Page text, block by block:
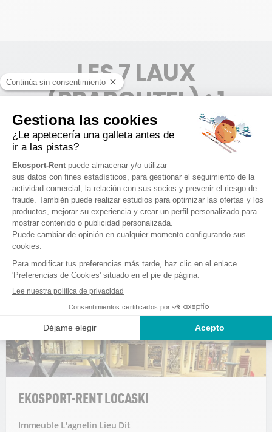
LES 7 LAUX
(PRAPOUTEL) : 1
TIENDA
LES 7 LAUX (PRAPOUTEL)
EKOSPORT-RENT LOCASKI
Immeuble L'agnelin Lieu Dit